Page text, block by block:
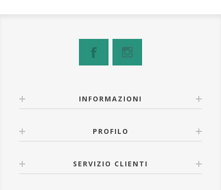
INFORMAZIONI
PROFILO
SERVIZIO CLIENTI